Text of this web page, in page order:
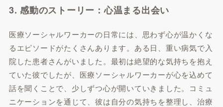
3. 感動のストーリー：心温まる出会い
医療ソーシャルワーカーの日常には、思わず心が温かくな
るエピソードがたくさんあります。ある日、重い病気で入
院した患者さんがいました。最初は絶望的な気持ちを抱え
ていた彼でしたが、医療ソーシャルワーカーが心を込めて
話を聞くことで、少しずつ心が開いていきました。コミュ
ニケーションを通じて、彼は自分の気持ちを整理し、治療